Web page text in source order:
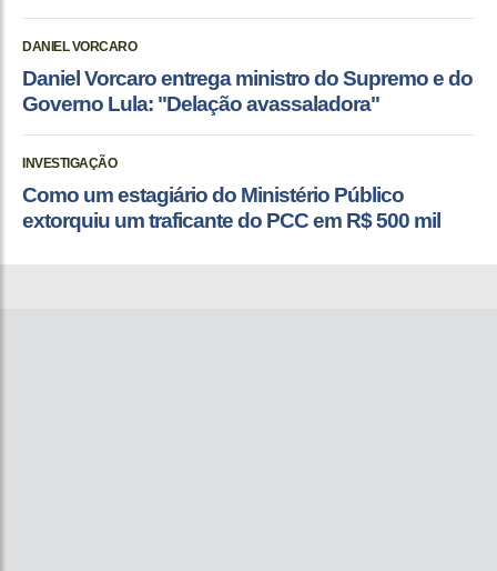
DANIEL VORCARO
Daniel Vorcaro entrega ministro do Supremo e do
Governo Lula: "Delação avassaladora"
INVESTIGAÇÃO
Como um estagiário do Ministério Público
extorquiu um traficante do PCC em R$ 500 mil